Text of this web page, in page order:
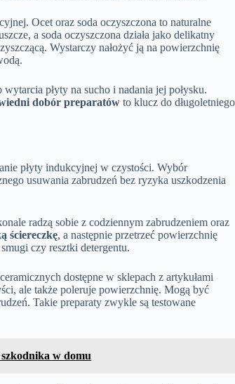
Ocet oraz soda oczyszczona to naturalne
a soda oczyszczona działa jako delikatny
Wystarczy nałożyć ją na powierzchnię
wytarcia płyty na sucho i nadania jej połysku.
dobór preparatów to klucz do długoletniego
płyty indukcyjnej w czystości. Wybór
usuwania zabrudzeń bez ryzyka uszkodzenia
radzą sobie z codziennym zabrudzeniem oraz
ściereczkę, a następnie przetrzeć powierzchnię
czy resztki detergentu.
dostępne w sklepach z artykułami
ale także poleruje powierzchnię. Mogą być
Takie preparaty zwykle są testowane
w domu